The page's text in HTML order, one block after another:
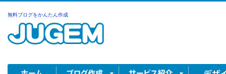
無料ブログをかんたん作成